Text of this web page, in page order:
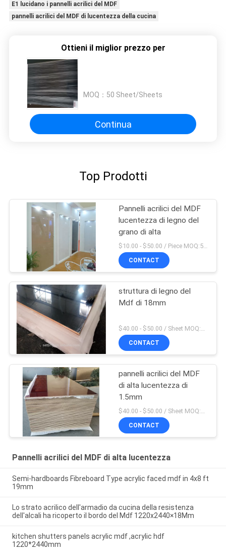
E1 lucidano i pannelli acrilici del MDF
pannelli acrilici del MDF di lucentezza della cucina
Ottieni il miglior prezzo per
MOQ： 50 Sheet/Sheets
Continua
Top Prodotti
Pannelli acrilici del MDF
lucentezza di legno del
grano di alta
$10.00 - $50.00 / Piece MOQ:50 pezzo/pezzi
CONTACT
struttura di legno del
Mdf di 18mm
CONTACT
pannelli acrilici del MDF
di alta lucentezza di
1.5mm
CONTACT
Pannelli acrilici del MDF di alta lucentezza
Semi-hardboards Fibreboard Type acrylic faced mdf in 4x8 ft
19mm
Lo strato acrilico dell'armadio da cucina della resistenza
dell'alcali ha ricoperto il bordo del Mdf 1220x2440×18Mm
kitchen shutters panels acrylic mdf ,acrylic hdf
1220*2440mm